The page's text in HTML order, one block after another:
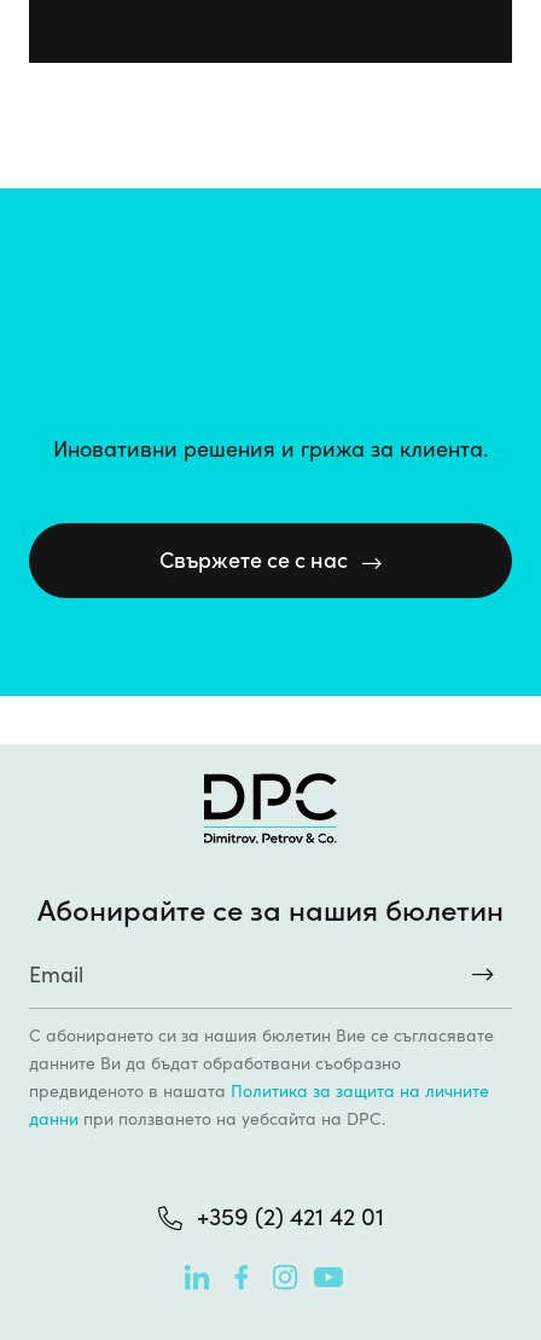
Иновативни решения и грижа за клиента.
Свържете се с нас 
Абонирайте се за нашия бюлетин
С абонирането си за нашия бюлетин Вие се съгласявате
данните Ви да бъдат обработвани съобразно
предвиденото в нашата Политика за защита на личните
данни при ползването на уебсайтa на DPC.
 +359 (2) 421 42 01